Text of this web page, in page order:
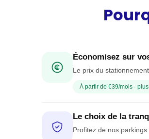
Économisez sur
Le prix du
À partir de €39/mois ·
Le choix de la
Profitez de nos